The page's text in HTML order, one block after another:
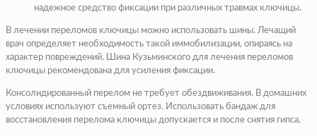
надежное средство фиксации при различных травмах ключицы.
В лечении переломов ключицы можно использовать шины. Лечащий
врач определяет необходимость такой иммобилизации, опираясь на
характер повреждений. Шина Кузьминского для лечения переломов
ключицы рекомендована для усиления фиксации.
Консолидированный перелом не требует обездвиживания. В домашних
условиях используют съемный ортез. Использовать бандаж для
восстановления перелома ключицы допускается и после снятия гипса.